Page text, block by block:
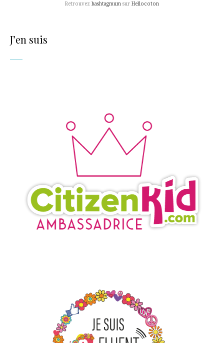
Retrouvez hashtagmum sur Hellocoton
J’en suis